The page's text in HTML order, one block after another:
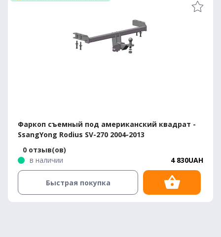
Фаркоп съемный под американский квадрат -
SsangYong Rodius SV-270 2004-2013
0 отзыв(ов)
в наличии
4 830UAH
Быстрая покупка